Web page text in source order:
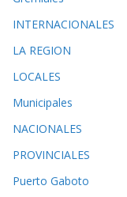
INTERNACIONALES
LA REGION
LOCALES
Municipales
NACIONALES
PROVINCIALES
Puerto Gaboto